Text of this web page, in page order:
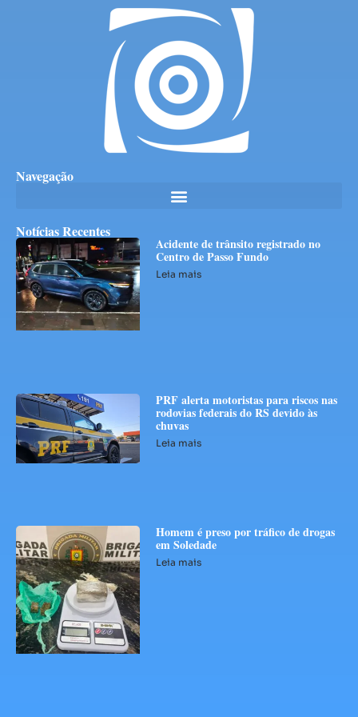
Navegação
Notícias Recentes
Acidente de trânsito registrado no
Centro de Passo Fundo
Leia mais
PRF alerta motoristas para riscos nas
rodovias federais do RS devido às
chuvas
Leia mais
Homem é preso por tráfico de drogas
em Soledade
Leia mais